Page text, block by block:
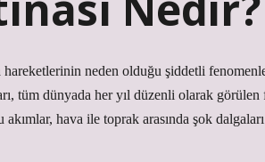
hareketlerinin neden olduğu şiddetli
tüm dünyada her yıl düzenli olarak görülen
hava ile toprak arasında şok dalgaları